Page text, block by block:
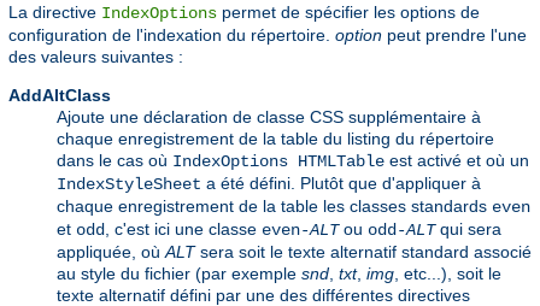
La directive IndexOptions permet de spécifier les options de
configuration de l'indexation du répertoire. option peut prendre l'une
des valeurs suivantes :
AddAltClass
Ajoute une déclaration de classe CSS supplémentaire à
chaque enregistrement de la table du listing du répertoire
dans le cas où IndexOptions HTMLTable est activé et où un
IndexStyleSheet a été défini. Plutôt que d'appliquer à
chaque enregistrement de la table les classes standards even
et odd , c'est ici une classe even-ALTou odd-ALTqui sera
appliquée, où ALTsera soit le texte alternatif standard associé
au style du fichier (par exemple snd txt, img , etc...), soit le
texte alternatif défini par une des différentes directives